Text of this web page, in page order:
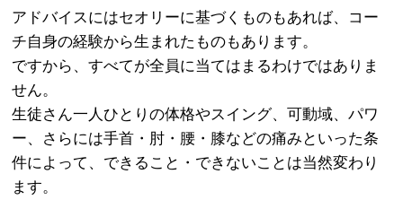
アドバイスにはセオリーに基づくものもあれば、コー
チ自身の経験から生まれたものもあります。
ですから、すべてが全員に当てはまるわけではありま
せん。
生徒さん一人ひとりの体格やスイング、可動域、パワ
ー、さらには手首・肘・腰・膝などの痛みといった条
件によって、できること・できないことは当然変わり
ます。